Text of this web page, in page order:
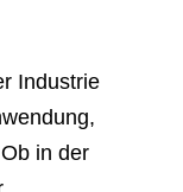
Industrie
in der